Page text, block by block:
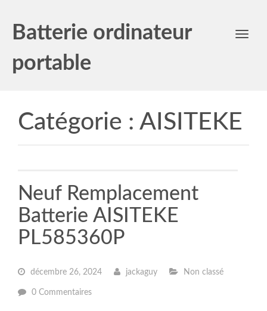
Batterie ordinateur
portable
Toggle
Catégorie : AISITEKE
Neuf Remplacement
Batterie AISITEKE
PL585360P
décembre 26, 2024 jackaguy Non classé
0 Commentaires